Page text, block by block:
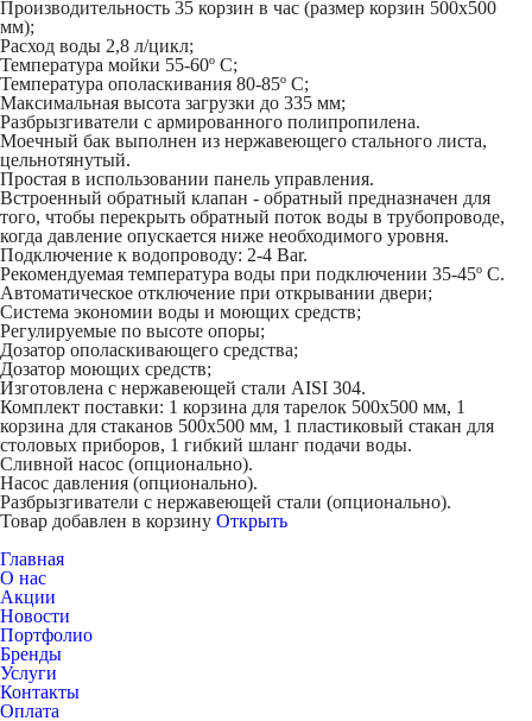
Производительность 35 корзин в час (размер корзин 500х500
мм);
Расход воды 2,8 л/цикл;
Температура мойки 55-60º С;
Температура ополаскивания 80-85º С;
Максимальная высота загрузки до 335 мм;
Разбрызгиватели с армированного полипропилена.
Моечный бак выполнен из нержавеющего стального листа,
цельнотянутый.
Простая в использовании панель управления.
Встроенный обратный клапан - обратный предназначен для
того, чтобы перекрыть обратный поток воды в трубопроводе,
когда давление опускается ниже необходимого уровня.
Подключение к водопроводу: 2-4 Bar.
Рекомендуемая температура воды при подключении 35-45º С.
Автоматическое отключение при открывании двери;
Система экономии воды и моющих средств;
Регулируемые по высоте опоры;
Дозатор ополаскивающего средства;
Дозатор моющих средств;
Изготовлена с нержавеющей стали AISI 304.
Комплект поставки: 1 корзина для тарелок 500х500 мм, 1
корзина для стаканов 500х500 мм, 1 пластиковый стакан для
столовых приборов, 1 гибкий шланг подачи воды.
Сливной насос (опционально).
Насос давления (опционально).
Разбрызгиватели с нержавеющей стали (опционально).
Товар добавлен в корзину Открыть
Главная
О нас
Акции
Новости
Портфолио
Бренды
Услуги
Контакты
Оплата